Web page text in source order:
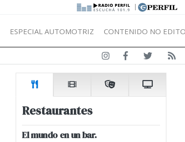
|
ESPECIAL AUTOMOTRIZ CONTENIDO NO
Restaurantes
El mundo en un bar.